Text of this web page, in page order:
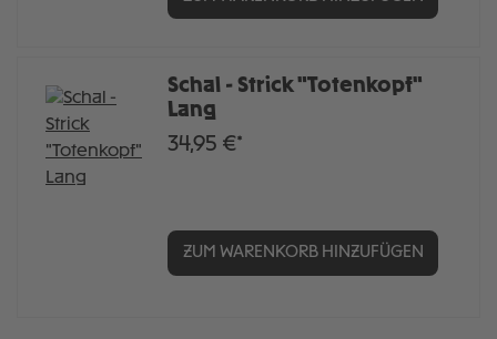
Schal - Strick "Totenkopf"
Lang
34,95 €*
ZUM WARENKORB HINZUFÜGEN